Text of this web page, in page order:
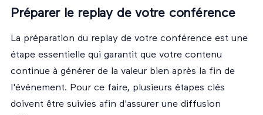
Préparer le replay de votre conférence
La préparation du replay de votre conférence est une
étape essentielle qui garantit que votre contenu
continue à générer de la valeur bien après la fin de
l'événement. Pour ce faire, plusieurs étapes clés
doivent être suivies afin d'assurer une diffusion